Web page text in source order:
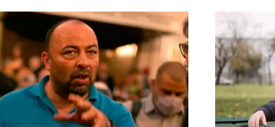
playas”